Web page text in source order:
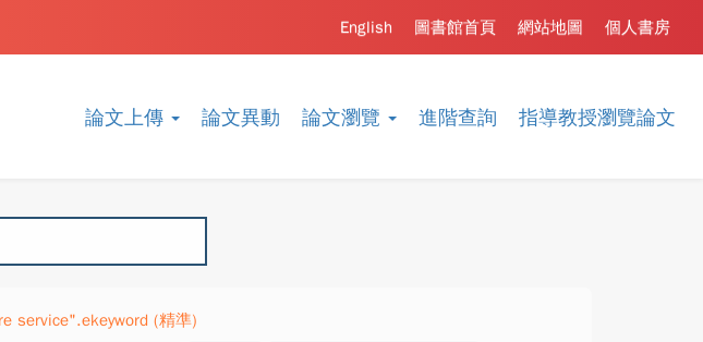
論文上傳 論文異動 論文瀏覽 進階查詢 指導教授瀏覽論文
個人書房
網站地圖
圖書館首頁
English
service".ekeyword (精準)